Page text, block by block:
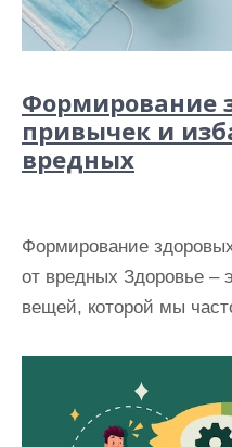
Формирование
привычек и
вредных
Формирование
от вредных Здоровье –
вещей, которой мы